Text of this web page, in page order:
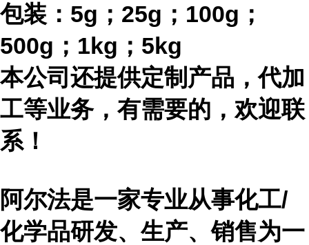
包装： 5g；25g；100g；
500g；1kg；5kg
本公司还提供定制产品，代加
工等业务，有需要的，欢迎联
系！
阿尔法是一家专业从事化工/
化学品研发、生产、销售为一